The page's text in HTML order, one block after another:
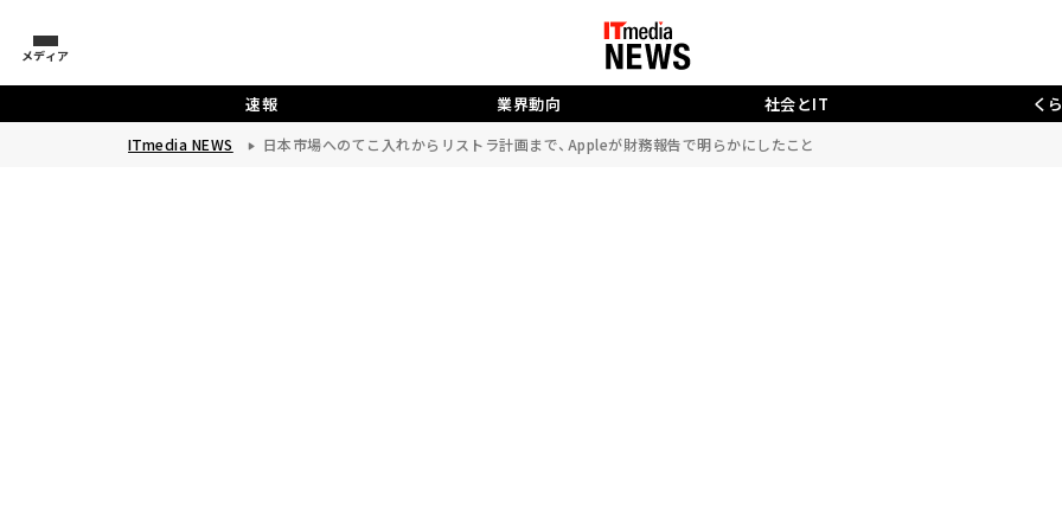
メディア
速報 業界動向 社会とIT く
ITmedia NEWS 日本市場へのてこ入れからリストラ計画まで、Appleが財務報告で明らかにしたこと